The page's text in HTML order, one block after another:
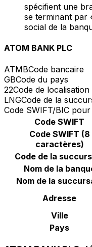
spécifient une
se terminant par
social de la
ATOM BANK PLC
ATMBCode bancaire
GBCode du pays
22Code de localisation
LNGCode de la
Code SWIFT/BIC
Code SWIFT
Code SWIFT (8
caractères)
Code de la
Nom de la
Nom de la
Adresse
Ville
Pays